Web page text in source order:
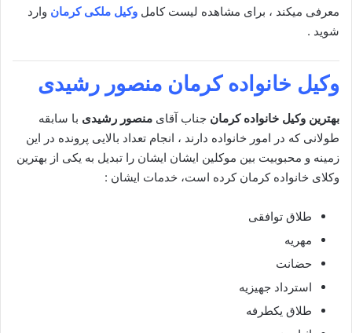
معرفی میکند ، برای مشاهده لیست کامل وکیل ملکی کرمان وارد
شوید .
وکیل خانواده کرمان منصور رشیدی
بهترین وکیل خانواده کرمان جناب آقای منصور رشیدی با سابقه
طولانی که در امور خانواده دارند ، انجام تعداد بالایی پرونده در این
زمینه و محبوبیت بین موکلین ایشان ایشان را تبدیل به یکی از بهترین
وکلای خانواده کرمان کرده است، خدمات ایشان :
طلاق توافقی
مهریه
حضانت
استرداد جهیزیه
طلاق یکطرفه